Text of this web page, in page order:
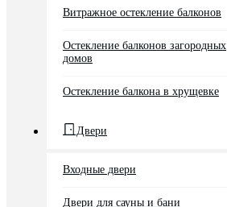
Витражное остекление балконов
Остекление балконов загородных
домов
Остекление балкона в хрущевке
Двери
Входные двери
Двери для сауны и бани